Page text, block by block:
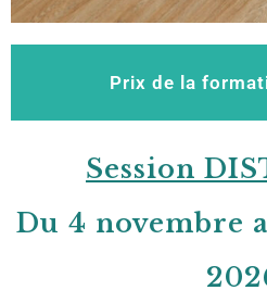
Prix de la
Session
Du 4 novembre